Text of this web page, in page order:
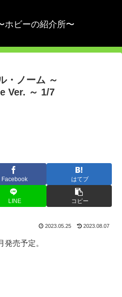
ホビーの紹介所〜
・ノーム ～
Ver. ～ 1/7
Facebook はてブ
LINE コピー
2023.05.25 2023.08.07
売予定。